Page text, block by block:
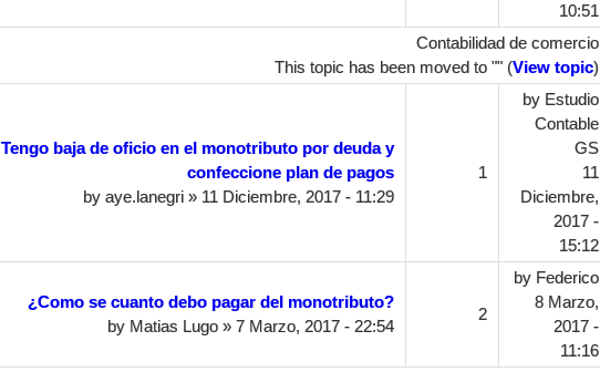
10:51
Contabilidad de comercio
This topic has been moved to "" (View topic)
Tengo baja de oficio en el monotributo por deuda y
confeccione plan de pagos
by aye.lanegri» 11 Diciembre, 2017 - 11:29
1
by Estudio
Contable
GS
11
Diciembre,
2017 -
15:12
¿Como se cuanto debo pagar del monotributo?
by Matias Lugo» 7 Marzo, 2017 - 22:54
2
by Federico
8 Marzo,
2017 -
11:16